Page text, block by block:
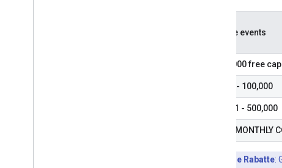
Billable events
0 - 10,000 free cap
10,001 - 100,000
100,001 - 500,000
TOTAL MONTHLY
Zusätzliche Rabatte: